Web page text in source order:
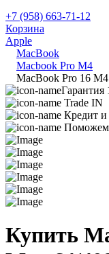
+7 (958) 663-71-12
Корзина
Apple
MacBook
Macbook Pro M4
MacBook Pro 16
Гарантия
Trade IN
Кредит и
Поможем
Купить